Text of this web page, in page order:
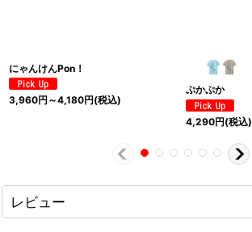
にゃんけんPon！
3,960円 ～4,180円(税込)
ぷかぷか
4,290円(税込)
レビュー